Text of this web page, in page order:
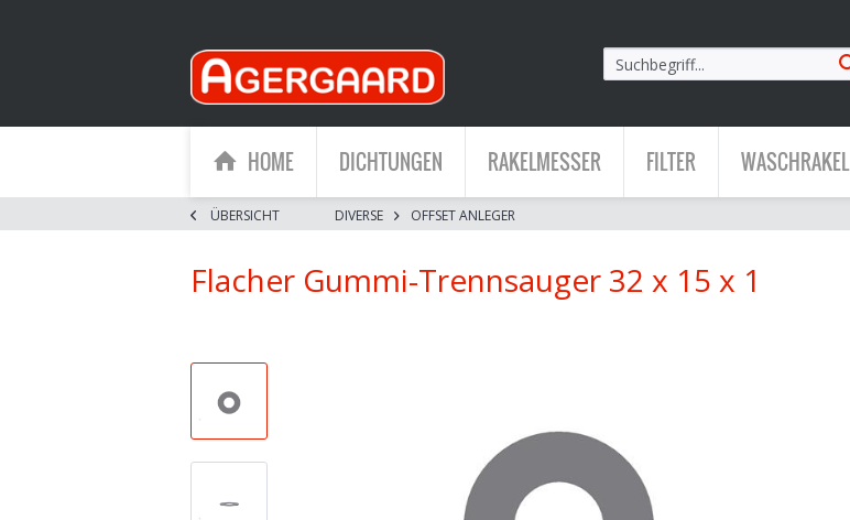
HOME DICHTUNGEN RAKELMESSER FILTER WASCHRAKEL
ÜBERSICHT DIVERSE OFFSET ANLEGER
Flacher Gummi-Trennsauger 32 x 15 x 1